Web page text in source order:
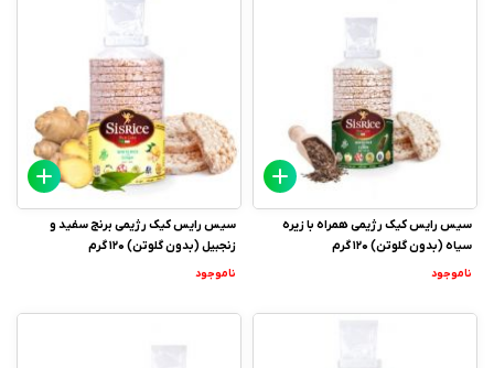
سیس رایس کیک رژیمی همراه با زیره
سیاه (بدون گلوتن) 120 گرم
ناموجود
سیس رایس کیک رژیمی برنج سفید و
زنجبیل (بدون گلوتن) 120 گرم
ناموجود